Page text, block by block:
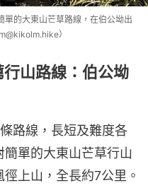
單的大東山芒草路線，在伯公坳出
）
山路線：伯公坳
路線，長短及難度各
單的大東山芒草行山
上山，全長約7公里。